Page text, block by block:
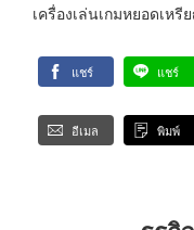
เครื่องเล่นเกมหยอดเหรี
แชร์ แชร์
อีเมล พิมพ์